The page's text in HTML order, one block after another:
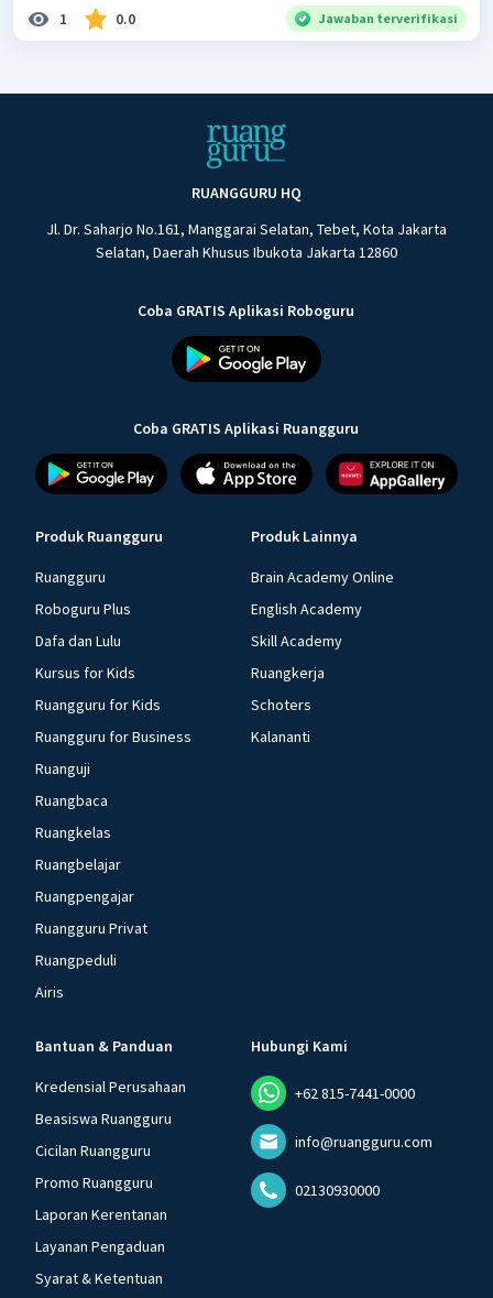
1 0.0 Jawaban terverifikasi
RUANGGURU HQ
Jl. Dr. Saharjo No.161, Manggarai Selatan, Tebet, Kota Jakarta
Selatan, Daerah Khusus Ibukota Jakarta 12860
Coba GRATIS Aplikasi Roboguru
Coba GRATIS Aplikasi Ruangguru
Produk Ruangguru
Ruangguru
Roboguru Plus
Dafa dan Lulu
Kursus for Kids
Ruangguru for Kids
Ruangguru for Business
Ruanguji
Ruangbaca
Ruangkelas
Ruangbelajar
Ruangpengajar
Ruangguru Privat
Ruangpeduli
Airis
Produk Lainnya
Brain Academy Online
English Academy
Skill Academy
Ruangkerja
Schoters
Kalananti
Bantuan & Panduan
Kredensial Perusahaan
Beasiswa Ruangguru
Cicilan Ruangguru
Promo Ruangguru
Laporan Kerentanan
Layanan Pengaduan
Syarat & Ketentuan
Hubungi Kami
+62 815-7441-0000
info@ruangguru.com
02130930000